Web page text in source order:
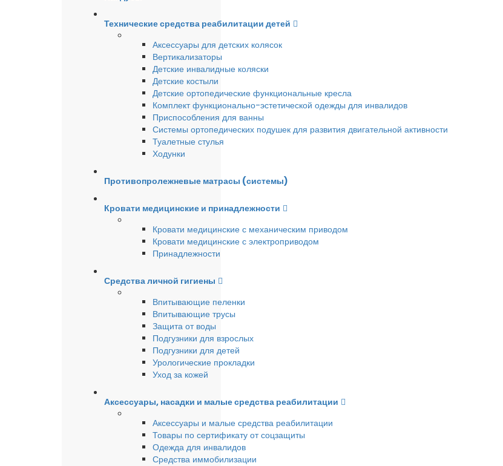
Технические средства реабилитации детей
Аксессуары для детских колясок
Вертикализаторы
Детские инвалидные коляски
Детские костыли
Детские ортопедические функциональные кресла
Комплект функционально-эстетической одежды для инвалидов
Приспособления для ванны
Системы ортопедических подушек для развития двигательной активности
Туалетные стулья
Ходунки
Противопролежневые матрасы (системы)
Кровати медицинские и принадлежности
Кровати медицинские с механическим приводом
Кровати медицинские с электроприводом
Принадлежности
Средства личной гигиены
Впитывающие пеленки
Впитывающие трусы
Защита от воды
Подгузники для взрослых
Подгузники для детей
Урологические прокладки
Уход за кожей
Аксессуары, насадки и малые средства реабилитации
Аксессуары и малые средства реабилитации
Товары по сертификату от соцзащиты
Одежда для инвалидов
Средства иммобилизации